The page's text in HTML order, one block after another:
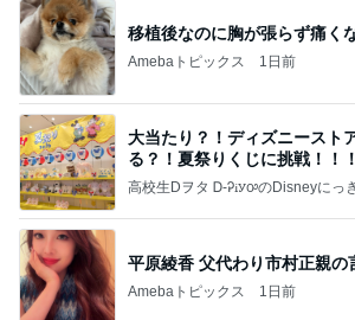
移植後なのに胸が張らず痛く
Amebaトピックス 1日前
大当たり？！ディズニースト
る？！夏祭りくじに挑戦！！！
平原綾香 父代わり市村正親の
Amebaトピックス 1日前